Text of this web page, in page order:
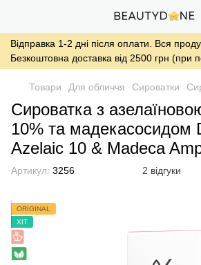
Відправка 1-2 дні після оплати. Вся
Безкоштовна доставка від 2500 грн (при
Товари Для обличчя Сироватки
Сироватка з
10% та мадекасосидом
Azelaic 10 & Madeca
Артикул: 3256 2 відгуки
ORIGINAL
ХІТ